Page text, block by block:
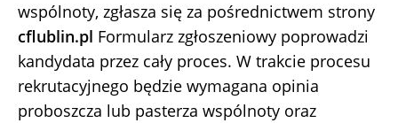
wspólnoty, zgłasza się za pośrednictwem strony
cflublin.pl Formularz zgłoszeniowy poprowadzi
kandydata przez cały proces. W trakcie procesu
rekrutacyjnego będzie wymagana opinia
proboszcza lub pasterza wspólnoty oraz